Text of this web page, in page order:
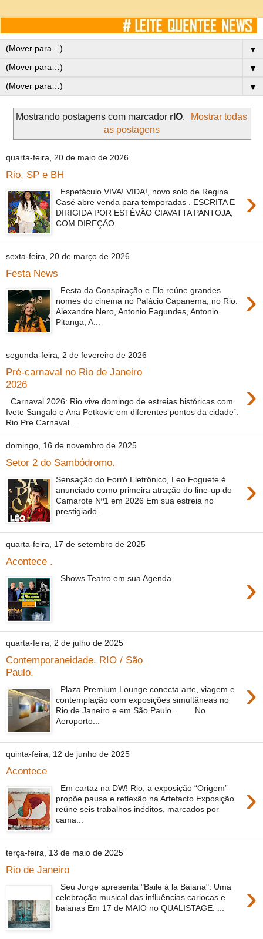
▼
▼
▼
Mostrando postagens com marcador rIO.
Mostrar todas
as postagens
quarta-feira, 20 de maio de 2026
Rio, SP e BH
›
Espetáculo VIVA! VIDA!, novo solo de Regina
Casé abre venda para temporadas . ESCRITA E
DIRIGIDA POR ESTÊVÃO CIAVATTA PANTOJA,
COM DIREÇÃO...
sexta-feira, 20 de março de 2026
Festa News
›
Festa da Conspiração e Elo reúne grandes
nomes do cinema no Palácio Capanema, no Rio.
Alexandre Nero, Antonio Fagundes, Antonio
Pitanga, A...
segunda-feira, 2 de fevereiro de 2026
Pré-carnaval no Rio de Janeiro
2026
›
Carnaval 2026: Rio vive domingo de estreias históricas com
Ivete Sangalo e Ana Petkovic em diferentes pontos da cidade´.
Rio Pre Carnaval ...
domingo, 16 de novembro de 2025
Setor 2 do Sambódromo.
›
Sensação do Forró Eletrônico, Leo Foguete é
anunciado como primeira atração do line-up do
Camarote Nº1 em 2026 Em sua estreia no
prestigiado...
quarta-feira, 17 de setembro de 2025
Acontece .
›
Shows Teatro em sua Agenda.
quarta-feira, 2 de julho de 2025
Contemporaneidade. RIO / São
Paulo.
›
Plaza Premium Lounge conecta arte, viagem e
contemplação com exposições simultâneas no
Rio de Janeiro e em São Paulo. . No
Aeroporto...
quinta-feira, 12 de junho de 2025
Acontece
›
Em cartaz na DW! Rio, a exposição “Origem”
propõe pausa e reflexão na Artefacto Exposição
reúne seis trabalhos inéditos, marcados por
cama...
terça-feira, 13 de maio de 2025
Rio de Janeiro
›
Seu Jorge apresenta "Baile à la Baiana": Uma
celebração musical das influências cariocas e
baianas Em 17 de MAIO no QUALISTAGE. ...